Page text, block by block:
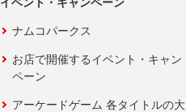
ナムコパークス
お店で開催するイベント・キャン
ペーン
アーケードゲーム 各タイトルの大